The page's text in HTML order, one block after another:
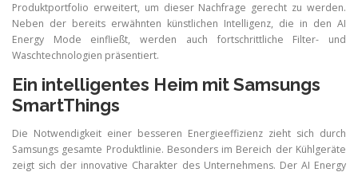
Produktportfolio erweitert, um dieser Nachfrage gerecht zu werden.
Neben der bereits erwähnten künstlichen Intelligenz, die in den AI
Energy Mode einfließt, werden auch fortschrittliche Filter- und
Waschtechnologien präsentiert.
Ein intelligentes Heim mit Samsungs
SmartThings
Die Notwendigkeit einer besseren Energieeffizienz zieht sich durch
Samsungs gesamte Produktlinie. Besonders im Bereich der Kühlgeräte
zeigt sich der innovative Charakter des Unternehmens. Der AI Energy